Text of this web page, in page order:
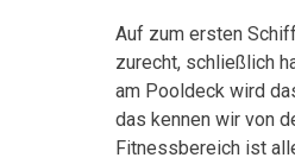
Auf zum ersten
zurecht, schließlich
am Pooldeck wird
das kennen wir von
Fitnessbereich ist